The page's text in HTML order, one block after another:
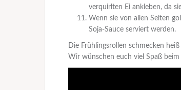
verquirlten Ei ankleben, da
Wenn sie von allen Seiten
Soja-Sauce serviert werden.
Die Frühlingsrollen schmecken
Wir wünschen euch viel Spaß